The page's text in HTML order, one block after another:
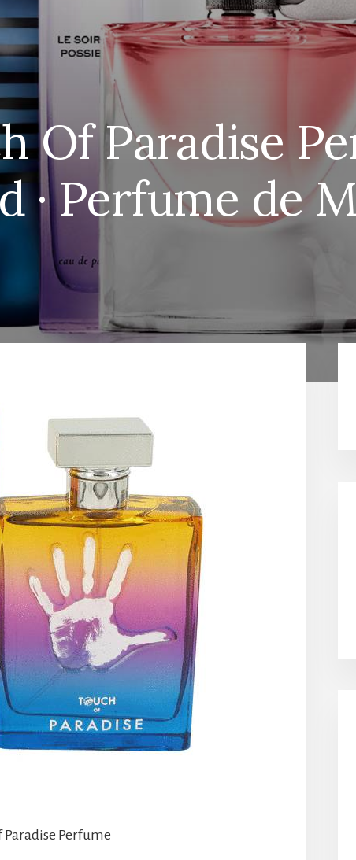
Of Paradise
· Perfume de
Paradise Perfume